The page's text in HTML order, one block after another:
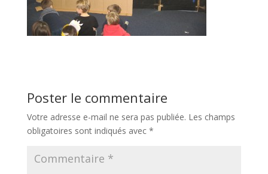
Poster le commentaire
Votre adresse e-mail ne sera pas publiée. Les champs
obligatoires sont indiqués avec *